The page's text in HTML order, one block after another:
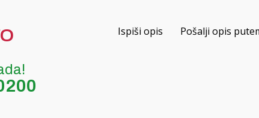
Ispiši opis Pošalji opis